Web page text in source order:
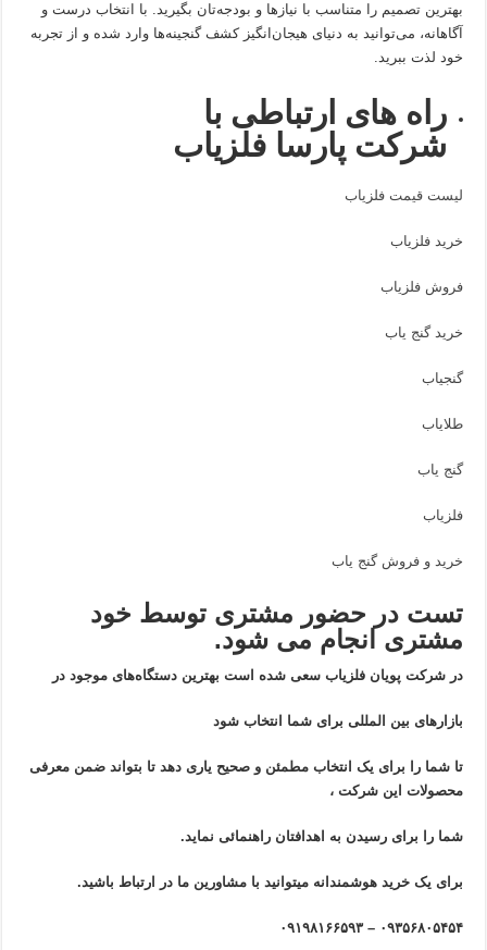
بهترین تصمیم را متناسب با نیازها و بودجه‌تان بگیرید. با انتخاب درست و
آگاهانه، می‌توانید به دنیای هیجان‌انگیز کشف گنجینه‌ها وارد شده و از تجربه
خود لذت ببرید.
راه های ارتباطی با
شرکت پارسا فلزیاب
لیست قیمت فلزیاب
خرید فلزیاب
فروش فلزیاب
خرید گنج یاب
گنجیاب
طلایاب
گنج یاب
فلزیاب
خرید و فروش گنج یاب
تست در حضور مشتری توسط خود
مشتری انجام می شود.
در شرکت پویان فلزیاب سعی شده است بهترین دستگاه‌های موجود در
بازار‌های بین المللی برای شما انتخاب شود
تا شما را برای یک انتخاب مطمئن و صحیح یاری دهد تا بتواند ضمن معرفی
محصولات این شرکت ،
شما را برای رسیدن به اهدافتان راهنمائی نماید.
برای یک خرید هوشمندانه میتوانید با مشاورین ما در ارتباط باشید.
۰۹۳۵۶۸۰۵۴۵۴ – ۰۹۱۹۸۱۶۶۵۹۳